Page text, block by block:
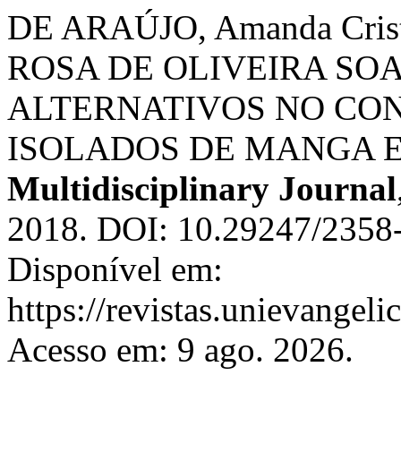
DE ARAÚJO, Amanda
ROSA DE OLIVEIRA
ALTERNATIVOS NO
ISOLADOS DE MANGA
Multidisciplinary Journal
2018. DOI: 10.29247/
Disponível em:
https://
Acesso em: 9 ago. 2026.